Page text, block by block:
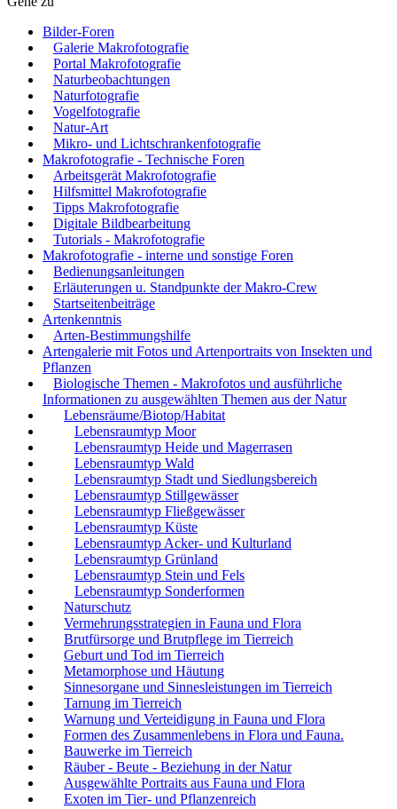
Bilder-Foren
Galerie Makrofotografie
Portal Makrofotografie
Naturbeobachtungen
Naturfotografie
Vogelfotografie
Natur-Art
Mikro- und Lichtschrankenfotografie
Makrofotografie - Technische Foren
Arbeitsgerät Makrofotografie
Hilfsmittel Makrofotografie
Tipps Makrofotografie
Digitale Bildbearbeitung
Tutorials - Makrofotografie
Makrofotografie - interne und sonstige Foren
Bedienungsanleitungen
Erläuterungen u. Standpunkte der Makro-Crew
Startseitenbeiträge
Artenkenntnis
Arten-Bestimmungshilfe
Artengalerie mit Fotos und Artenportraits von Insekten und
Pflanzen
Biologische Themen - Makrofotos und ausführliche
Informationen zu ausgewählten Themen aus der Natur
Lebensräume/Biotop/Habitat
Lebensraumtyp Moor
Lebensraumtyp Heide und Magerrasen
Lebensraumtyp Wald
Lebensraumtyp Stadt und Siedlungsbereich
Lebensraumtyp Stillgewässer
Lebensraumtyp Fließgewässer
Lebensraumtyp Küste
Lebensraumtyp Acker- und Kulturland
Lebensraumtyp Grünland
Lebensraumtyp Stein und Fels
Lebensraumtyp Sonderformen
Naturschutz
Vermehrungsstrategien in Fauna und Flora
Brutfürsorge und Brutpflege im Tierreich
Geburt und Tod im Tierreich
Metamorphose und Häutung
Sinnesorgane und Sinnesleistungen im Tierreich
Tarnung im Tierreich
Warnung und Verteidigung in Fauna und Flora
Formen des Zusammenlebens in Flora und Fauna.
Bauwerke im Tierreich
Räuber - Beute - Beziehung in der Natur
Ausgewählte Portraits aus Fauna und Flora
Exoten im Tier- und Pflanzenreich